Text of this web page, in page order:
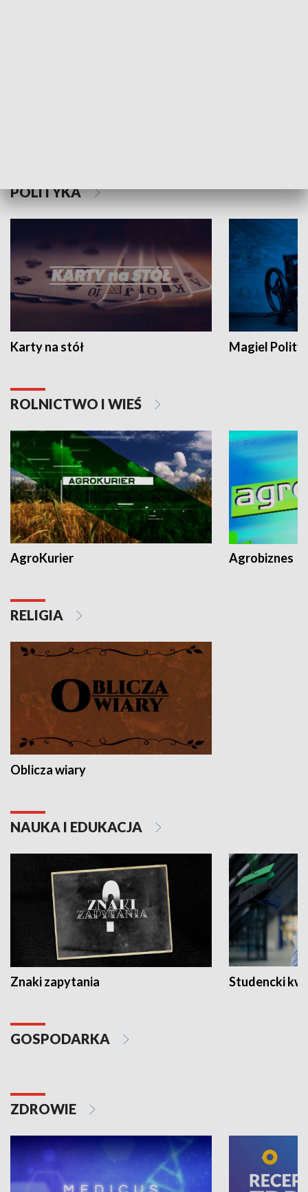
POLITYKA
Karty na stół Magiel
ROLNICTWO I WIEŚ
AgroKurier Agrobiznes
RELIGIA
Oblicza wiary
NAUKA I EDUKACJA
Znaki zapytania Studencki
GOSPODARKA
ZDROWIE